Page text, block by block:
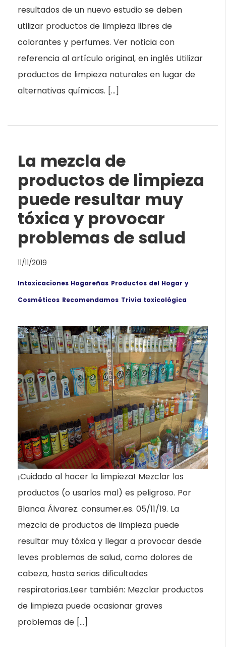
resultados de un nuevo estudio se deben
utilizar productos de limpieza libres de
colorantes y perfumes. Ver noticia con
referencia al artículo original, en inglés Utilizar
productos de limpieza naturales en lugar de
alternativas químicas. […]
La mezcla de
productos de limpieza
puede resultar muy
tóxica y provocar
problemas de salud
11/11/2019
Intoxicaciones Hogareñas Productos del Hogar y
Cosméticos Recomendamos Trivia toxicológica
¡Cuidado al hacer la limpieza! Mezclar los
productos (o usarlos mal) es peligroso. Por
Blanca Álvarez. consumer.es. 05/11/19. La
mezcla de productos de limpieza puede
resultar muy tóxica y llegar a provocar desde
leves problemas de salud, como dolores de
cabeza, hasta serias dificultades
respiratorias.Leer también: Mezclar productos
de limpieza puede ocasionar graves
problemas de […]